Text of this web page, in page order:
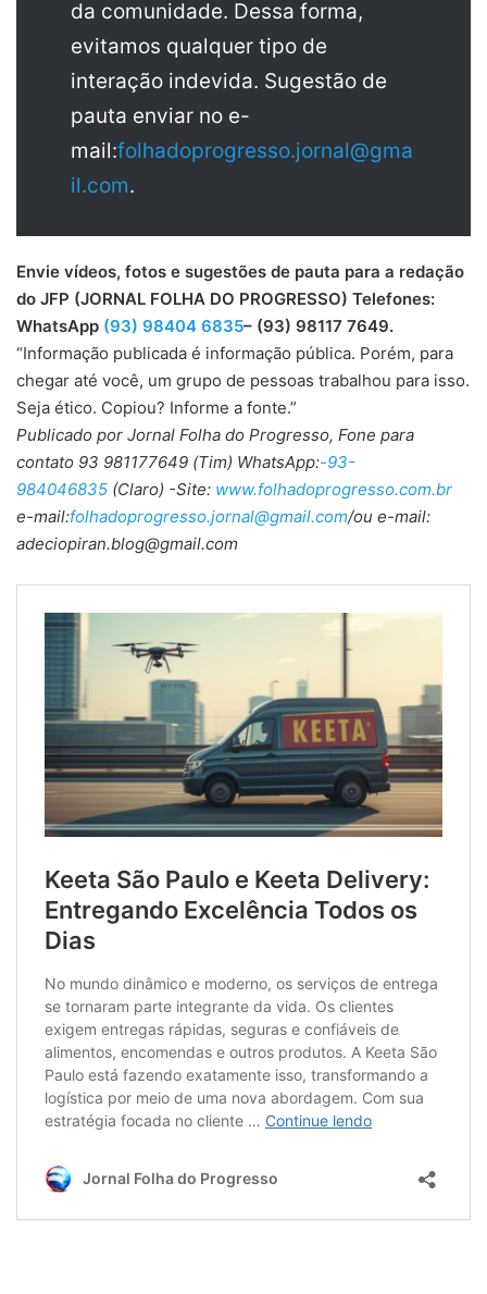
da comunidade. Dessa forma,
evitamos qualquer tipo de
interação indevida. Sugestão de
pauta enviar no e-
mail:folhadoprogresso.jornal@gma
il.com.
Envie vídeos, fotos e sugestões de pauta para a redação
do JFP (JORNAL FOLHA DO PROGRESSO) Telefones:
WhatsApp (93) 98404 6835– (93) 98117 7649.
“Informação publicada é informação pública. Porém, para
chegar até você, um grupo de pessoas trabalhou para isso.
Seja ético. Copiou? Informe a fonte.”
Publicado por Jornal Folha do Progresso, Fone para
contato 93 981177649 (Tim) WhatsApp:-93-
984046835 (Claro) -Site: www.folhadoprogresso.com.br
e-mail:folhadoprogresso.jornal@gmail.com/ou e-mail:
adeciopiran.blog@gmail.com